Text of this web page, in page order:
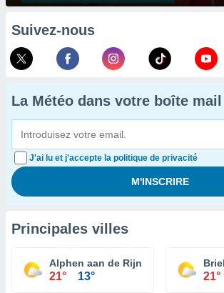
Suivez-nous
La Météo dans votre boîte mail
J'ai lu et j'accepte la politique de privacité
Principales villes
Alphen aan de Rijn
21° 13° 21°